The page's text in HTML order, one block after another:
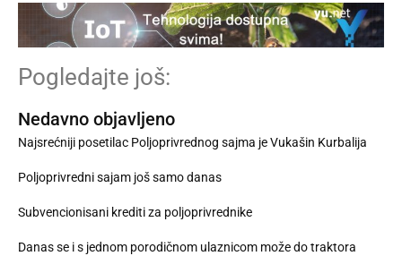
Pogledajte još:
Nedavno objavljeno
Najsrećniji posetilac Poljoprivrednog sajma je Vukašin Kurbalija
Poljoprivredni sajam još samo danas
Subvencionisani krediti za poljoprivrednike
Danas se i s jednom porodičnom ulaznicom može do traktora